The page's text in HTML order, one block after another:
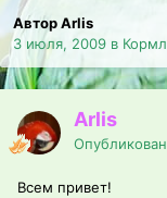
Автор Arlis
3 июля, 2009 в
Arlis
Всем привет!